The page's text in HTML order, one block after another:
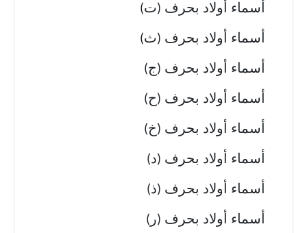
أسماء أولاد بحرف (ت)
أسماء أولاد بحرف (ث)
أسماء أولاد بحرف (ج)
أسماء أولاد بحرف (ح)
أسماء أولاد بحرف (خ)
أسماء أولاد بحرف (د)
أسماء أولاد بحرف (ذ)
أسماء أولاد بحرف (ر)